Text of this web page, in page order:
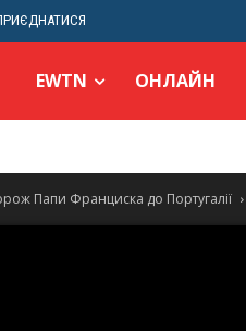
EWTN ОНЛАЙН
Папи Франциска до Португалії